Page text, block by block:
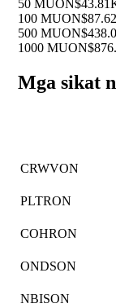
50 MUON
100 MUON
500 MUON
1000 MUON
Mga sikat
CRWVON
PLTRON
COHRON
ONDSON
NBISON